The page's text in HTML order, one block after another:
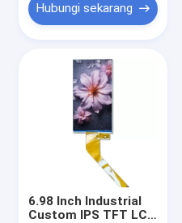
Hubungi sekarang
6.98 Inch Industrial
Custom IPS TFT LCD